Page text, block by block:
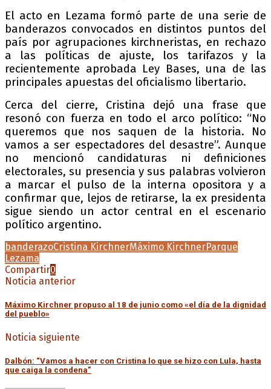
El acto en Lezama formó parte de una serie de
banderazos convocados en distintos puntos del
país por agrupaciones kirchneristas, en rechazo
a las políticas de ajuste, los tarifazos y la
recientemente aprobada Ley Bases, una de las
principales apuestas del oficialismo libertario.
Cerca del cierre, Cristina dejó una frase que
resonó con fuerza en todo el arco político: “No
queremos que nos saquen de la historia. No
vamos a ser espectadores del desastre”. Aunque
no mencionó candidaturas ni definiciones
electorales, su presencia y sus palabras volvieron
a marcar el pulso de la interna opositora y a
confirmar que, lejos de retirarse, la ex presidenta
sigue siendo un actor central en el escenario
político argentino.
banderazoCristina KirchnerMáximo KirchnerParque
Lezama
Compartir0
Noticia anterior
Máximo Kirchner propuso al 18 de junio como «el día de la dignidad
del pueblo»
Noticia siguiente
Dalbón: “Vamos a hacer con Cristina lo que se hizo con Lula, hasta
que caiga la condena”